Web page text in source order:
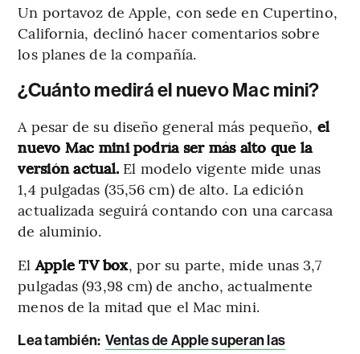
Un portavoz de Apple, con sede en Cupertino,
California, declinó hacer comentarios sobre
los planes de la compañía.
¿Cuánto medirá el nuevo Mac mini?
A pesar de su diseño general más pequeño, el
nuevo Mac mini podría ser más alto que la
versión actual. El modelo vigente mide unas
1,4 pulgadas (35,56 cm) de alto. La edición
actualizada seguirá contando con una carcasa
de aluminio.
El Apple TV box, por su parte, mide unas 3,7
pulgadas (93,98 cm) de ancho, actualmente
menos de la mitad que el Mac mini.
Lea también: Ventas de Apple superan las